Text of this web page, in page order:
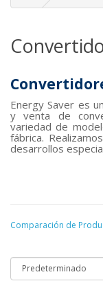
Energy Saver es
y venta de
variedad de
fábrica.
desarrollos
Comparación de